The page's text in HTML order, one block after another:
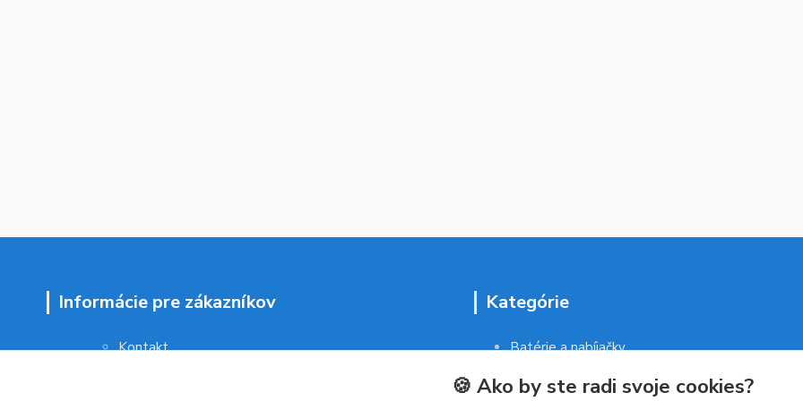
Informácie pre zákazníkov
Kontakt
Kategórie
Batérie a nabíjačky
Malé domáce spotrebiče
🍪 Ako by ste radi svoje cookies?